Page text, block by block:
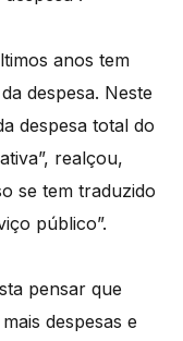
anos tem
despesa. Neste
despesa total do
realçou,
se tem traduzido
público”.
pensar que
despesas e